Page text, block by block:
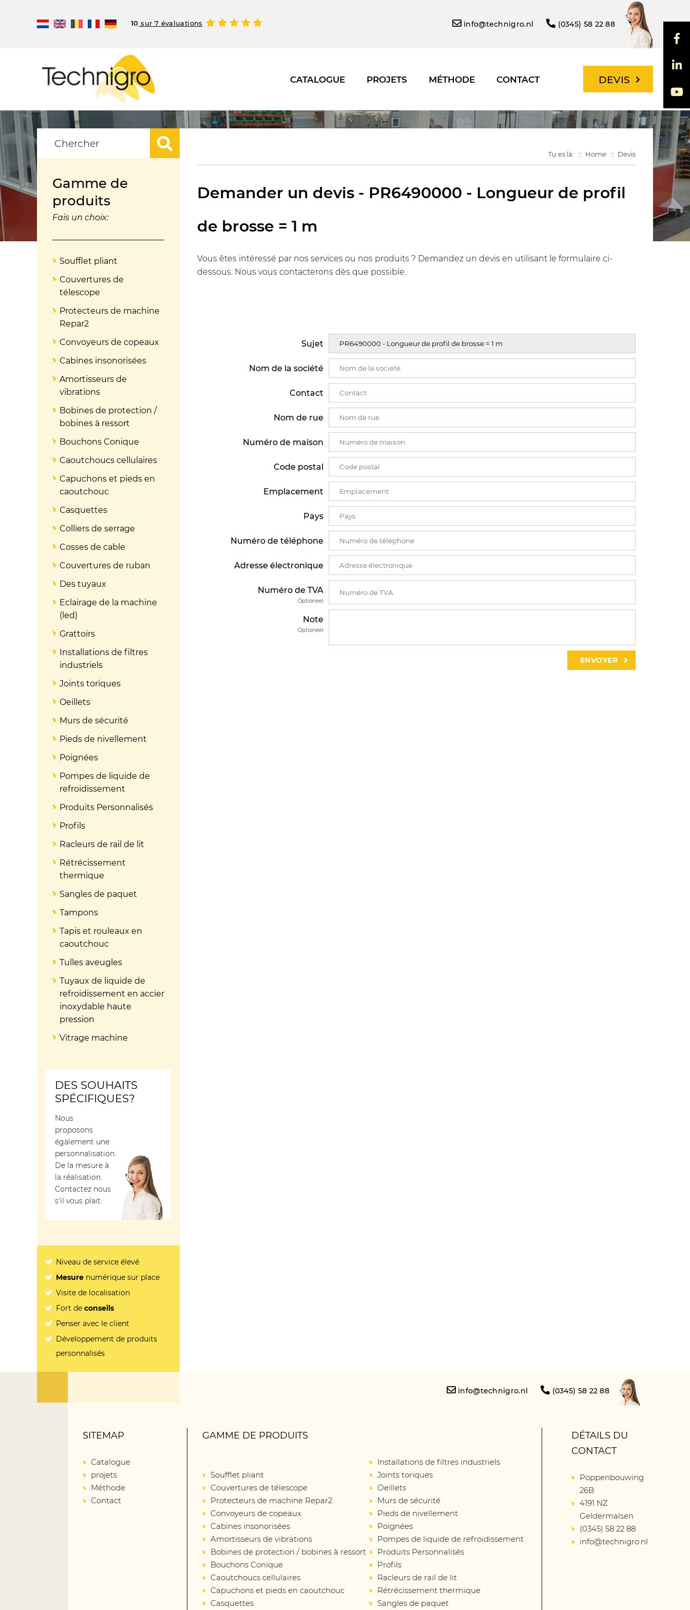
10 sur 7 évaluations info@technigro.nl (0345) 58 22 88
CATALOGUE PROJETS MÉTHODE CONTACT DEVIS
Tu es là: Home Devis
Demander un devis - PR6490000 - Longueur de profil
de brosse = 1 m
Vous êtes intéressé par nos services ou nos produits ? Demandez un devis en utilisant le formulaire ci-
dessous. Nous vous contacterons dès que possible.
Sujet
Nom de la société
Contact
Nom de rue
Numéro de maison
Code postal
Emplacement
Pays
Numéro de téléphone
Adresse électronique
Numéro de TVA
Optioneel
Note
Optioneel
Gamme de
produits
Fais un choix:
Soufflet pliant
Couvertures de
télescope
Protecteurs de machine
Repar2
Convoyeurs de copeaux
Cabines insonorisées
Amortisseurs de
vibrations
Bobines de protection /
bobines à ressort
Bouchons Conique
Caoutchoucs cellulaires
Capuchons et pieds en
caoutchouc
Casquettes
Colliers de serrage
Cosses de cable
Couvertures de ruban
Des tuyaux
Eclairage de la machine
(led)
Grattoirs
Installations de filtres
industriels
Joints toriques
Oeillets
Murs de sécurité
Pieds de nivellement
Poignées
Pompes de liquide de
refroidissement
Produits Personnalisés
Profils
Racleurs de rail de lit
Rétrécissement
thermique
Sangles de paquet
Tampons
Tapis et rouleaux en
caoutchouc
Tulles aveugles
Tuyaux de liquide de
refroidissement en accier
inoxydable haute
pression
Vitrage machine
DES SOUHAITS
SPÉCIFIQUES?
Nous
proposons
également une
personnalisation.
De la mesure à
la réalisation.
Contactez nous
s'il vous plait.
Niveau de service élevé
Mesure numérique sur place
Visite de localisation
Fort deconseils
Penser avec le client
Développement de produits
personnalisés
info@technigro.nl (0345) 58 22 88
SITEMAP
Catalogue
projets
Méthode
Contact
GAMME DE PRODUITS
Soufflet pliant
Couvertures de télescope
Protecteurs de machine Repar2
Convoyeurs de copeaux
Cabines insonorisées
Amortisseurs de vibrations
Bobines de protection / bobines à ressort
Bouchons Conique
Caoutchoucs cellulaires
Capuchons et pieds en caoutchouc
Casquettes
Installations de filtres industriels
Joints toriques
Oeillets
Murs de sécurité
Pieds de nivellement
Poignées
Pompes de liquide de refroidissement
Produits Personnalisés
Profils
Racleurs de rail de lit
Rétrécissement thermique
Sangles de paquet
DÉTAILS DU
CONTACT
Poppenbouwing
26B
4191 NZ
Geldermalsen
(0345) 58 22 88
info@technigro.nl